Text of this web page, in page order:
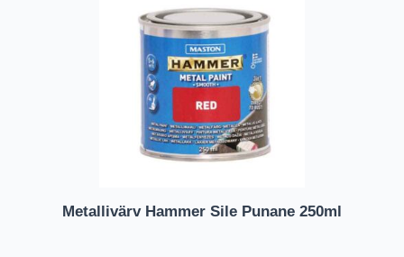
Metallivärv Hammer Sile Punane 250ml